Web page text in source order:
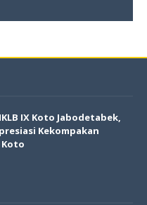
IX Koto Jabodetabek,
Kekompakan